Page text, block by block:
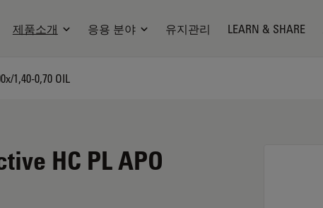
제품소개 응용 분야 유지관리 LEARN & SHARE
1,40-0,70 OIL
HC PL APO